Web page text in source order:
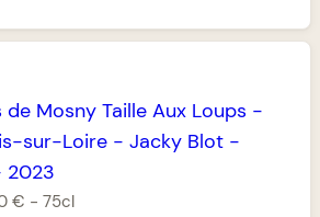
de Mosny Taille Aux Loups -
sur-Loire- Jacky Blot-
2023
€ - 75cl